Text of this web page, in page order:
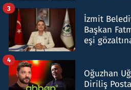
İzmit
Başkan
eşi
3
Oğuzhan
Diriliş
4